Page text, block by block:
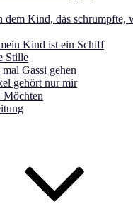
dem Kind, das schrumpfte,
Kind ist ein Schiff
Stille
Gassi gehen
gehört nur mir
Möchten